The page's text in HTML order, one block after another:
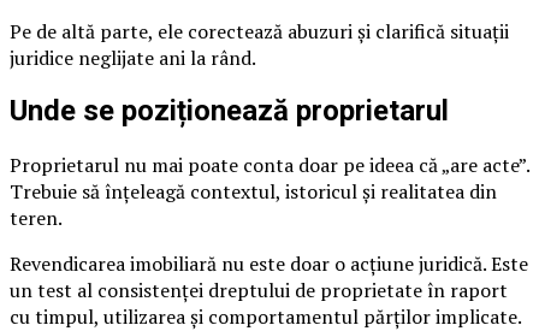
Pe de altă parte, ele corectează abuzuri și clarifică situații
juridice neglijate ani la rând.
Unde se poziționează proprietarul
Proprietarul nu mai poate conta doar pe ideea că „are acte”.
Trebuie să înțeleagă contextul, istoricul și realitatea din
teren.
Revendicarea imobiliară nu este doar o acțiune juridică. Este
un test al consistenței dreptului de proprietate în raport
cu timpul, utilizarea și comportamentul părților implicate.